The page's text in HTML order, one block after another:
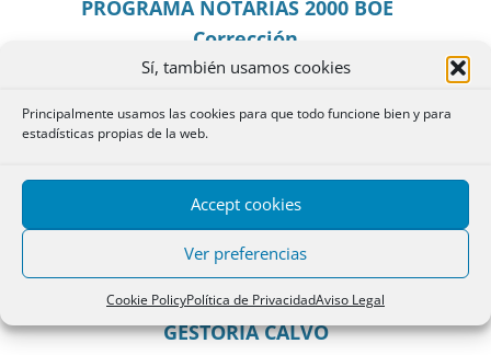
Sí, también usamos cookies
Principalmente usamos las cookies para que todo funcione bien y para
estadísticas propias de la web.
Accept cookies
Ver preferencias
Cookie PolicyPolítica de PrivacidadAviso Legal
PROGRAMA NOTARÍAS 2000 BOE
Corrección
2003 Corrección
Modificación 2005
COMPARATIVA ENTRE LOS TEMARIOS NUEVO
Y VIEJO
ANÁLISIS DEL PROGRAMA DE NOTARÍAS POR
GESTORÍA CALVO